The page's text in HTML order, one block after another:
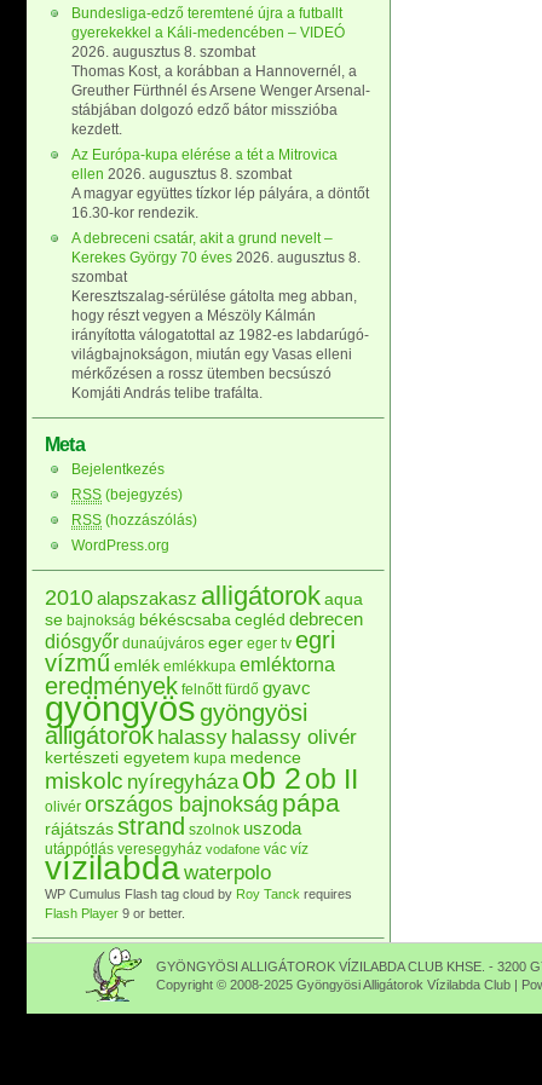
Bundesliga-edző teremtené újra a futballt
gyerekekkel a Káli-medencében – VIDEÓ
2026. augusztus 8. szombat
Thomas Kost, a korábban a Hannovernél, a
Greuther Fürthnél és Arsene Wenger Arsenal-
stábjában dolgozó edző bátor misszióba
kezdett.
Az Európa-kupa elérése a tét a Mitrovica
ellen 2026. augusztus 8. szombat
A magyar együttes tízkor lép pályára, a döntőt
16.30-kor rendezik.
A debreceni csatár, akit a grund nevelt –
Kerekes György 70 éves 2026. augusztus 8.
szombat
Keresztszalag-sérülése gátolta meg abban,
hogy részt vegyen a Mészöly Kálmán
irányította válogatottal az 1982-es labdarúgó-
világbajnokságon, miután egy Vasas elleni
mérkőzésen a rossz ütemben becsúszó
Komjáti András telibe trafálta.
Meta
Bejelentkezés
RSS (bejegyzés)
RSS (hozzászólás)
WordPress.org
2010alapszakasz alligátorokaqua
se bajnokság békéscsaba cegléd debrecen
diósgyőr dunaújváros eger eger tv egri
vízműemlék emlékkupa emléktorna
eredmények felnőtt fürdő gyavc
gyöngyösgyöngyösi
alligátorok halassy halassy olivér
kertészeti egyetem kupa medence
miskolc nyíregyháza ob 2ob II
olivér országos bajnokság pápa
rájátszás strand szolnok uszoda
utánpótlás veresegyház vodafone vác víz
vízilabdawaterpolo
WP Cumulus Flash tag cloud by Roy Tanck requires
Flash Player 9 or better.
GYÖNGYÖSI ALLIGÁTOROK VÍZILABDA CLUB KHSE. - 3200
Copyright © 2008-2025 Gyöngyösi Alligátorok Vízilabda Club |